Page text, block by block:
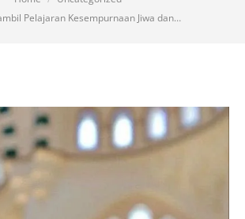
Pelajaran Kesempurnaan Jiwa dan…